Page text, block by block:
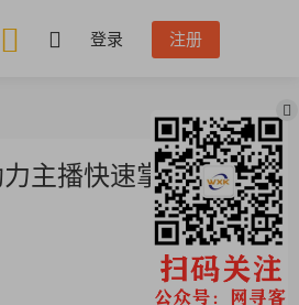
登录 注册
主播快速掌握
推广